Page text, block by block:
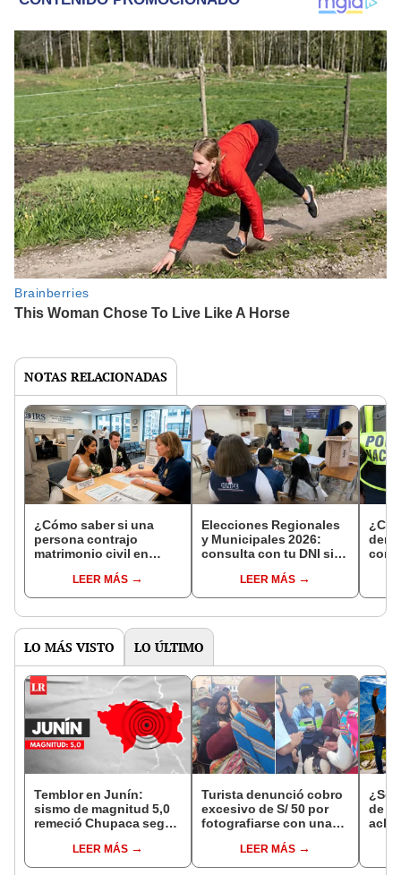
NOTAS RELACIONADAS
¿Cómo saber si una
persona contrajo
matrimonio civil en
LEER MÁS
Elecciones Regionales
y Municipales 2026:
consulta con tu DNI si
de mesa para este 4 de
octubre en el link oficial
LEER MÁS
con
LO MÁS VISTO LO ÚLTIMO
Temblor en Junín:
sismo de magnitud 5,0
remeció Chupaca según
LEER MÁS
Turista denunció cobro
excesivo de S/ 50 por
fotografiarse con una
Serenazgo recuperó el
dinero
LEER MÁS
¿Se
de